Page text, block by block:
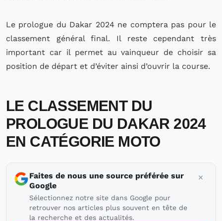
Le prologue du Dakar 2024 ne comptera pas pour le
classement général final. Il reste cependant très
important car il permet au vainqueur de choisir sa
position de départ et d’éviter ainsi d’ouvrir la course.
LE CLASSEMENT DU
PROLOGUE DU DAKAR 2024
EN CATÉGORIE MOTO
Faites de nous une source préférée sur
Google
Sélectionnez notre site dans Google pour
retrouver nos articles plus souvent en tête de
la recherche et des actualités.